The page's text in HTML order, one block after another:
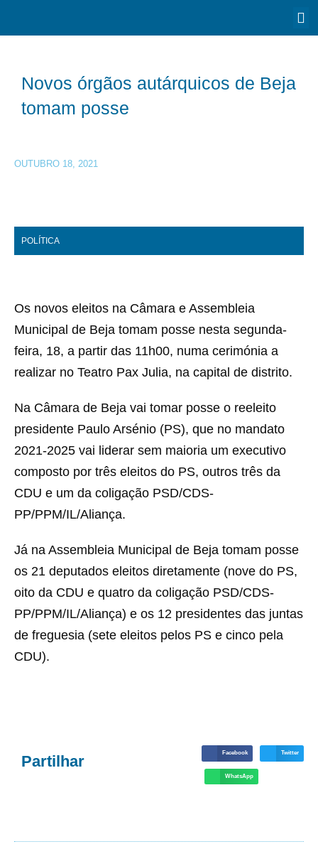
Novos órgãos autárquicos de Beja
tomam posse
OUTUBRO 18, 2021
POLÍTICA
Os novos eleitos na Câmara e Assembleia
Municipal de Beja tomam posse nesta segunda-
feira, 18, a partir das 11h00, numa cerimónia a
realizar no Teatro Pax Julia, na capital de distrito.
Na Câmara de Beja vai tomar posse o reeleito
presidente Paulo Arsénio (PS), que no mandato
2021-2025 vai liderar sem maioria um executivo
composto por três eleitos do PS, outros três da
CDU e um da coligação PSD/CDS-
PP/PPM/IL/Aliança.
Já na Assembleia Municipal de Beja tomam posse
os 21 deputados eleitos diretamente (nove do PS,
oito da CDU e quatro da coligação PSD/CDS-
PP/PPM/IL/Aliança) e os 12 presidentes das juntas
de freguesia (sete eleitos pelos PS e cinco pela
CDU).
Partilhar Facebook Twitter
WhatsApp